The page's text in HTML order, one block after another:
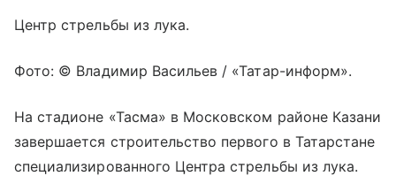
Центр стрельбы из лука.
Фото: © Владимир Васильев / «Татар-информ».
На стадионе «Тасма» в Московском районе Казани
завершается строительство первого в Татарстане
специализированного Центра стрельбы из лука.